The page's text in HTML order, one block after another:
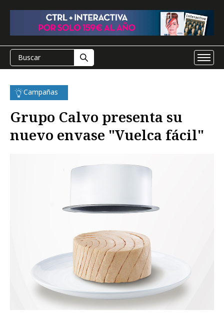
Campañas
Grupo Calvo presenta su
nuevo envase "Vuelca fácil"